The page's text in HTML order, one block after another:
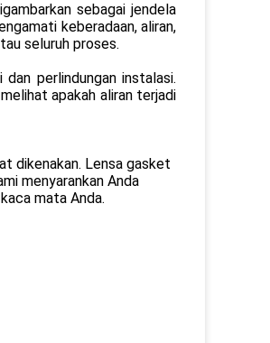
sebagai jendela
keberadaan, aliran,
seluruh proses.
perlindungan instalasi.
apakah aliran terjadi
dikenakan. Lensa gasket
menyarankan Anda
mata Anda.